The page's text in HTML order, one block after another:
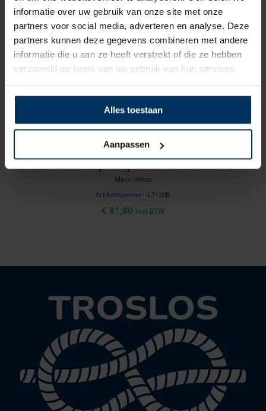
informatie over uw gebruik van onze site met onze
partners voor social media, adverteren en analyse. Deze
partners kunnen deze gegevens combineren met andere
informatie die u aan ze heeft verstrekt of die ze hebben
verzameld op basis van uw gebruik van hun services.
Alles toestaan
Aanpassen
Universele inspectiepoort voor dieseltanks
Merk: Vetus
Artikelnummer: ILT120B
€ 81,80 incl BTW